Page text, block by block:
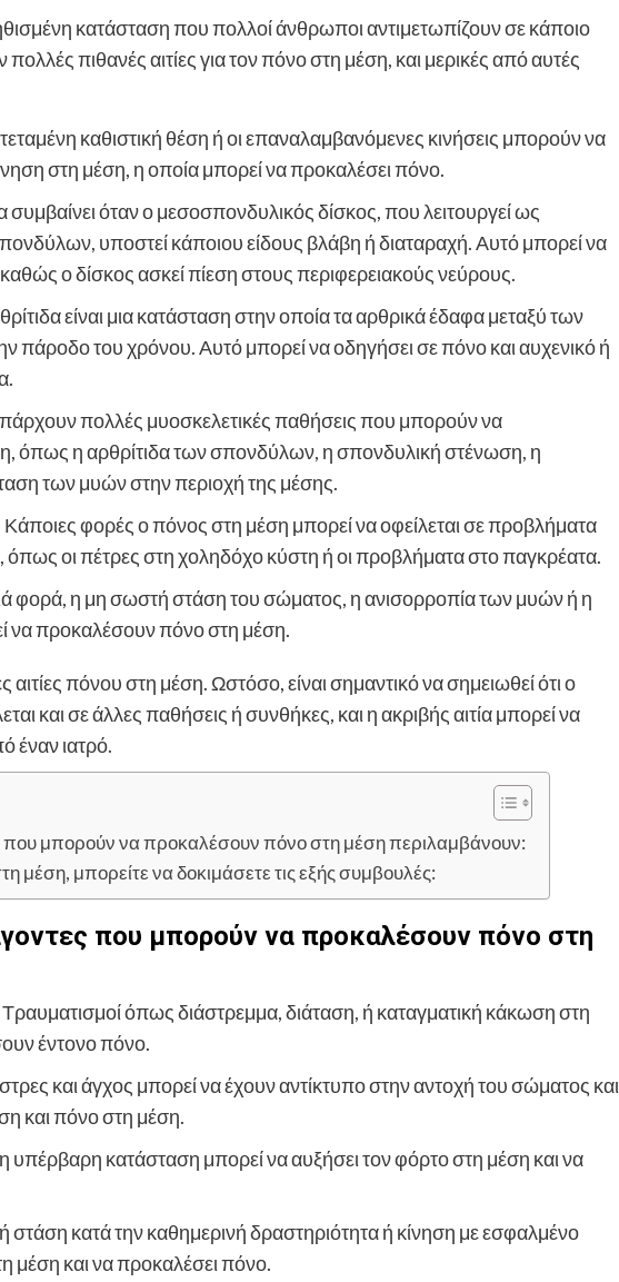
κατάσταση που πολλοί άνθρωποι αντιμετωπίζουν σε κάποιο
πιθανές αιτίες για τον πόνο στη μέση, και μερικές από αυτές
καθιστική θέση ή οι επαναλαμβανόμενες κινήσεις μπορούν να
στη μέση, η οποία μπορεί να προκαλέσει πόνο.
όταν ο μεσοσπονδυλικός δίσκος, που λειτουργεί ως
υποστεί κάποιου είδους βλάβη ή διαταραχή. Αυτό μπορεί να
ο δίσκος ασκεί πίεση στους περιφερειακούς νεύρους.
είναι μια κατάσταση στην οποία τα αρθρικά έδαφα μεταξύ των
πάροδο του χρόνου. Αυτό μπορεί να οδηγήσει σε πόνο και αυχενικό ή
πολλές μυοσκελετικές παθήσεις που μπορούν να
όπως η αρθρίτιδα των σπονδύλων, η σπονδυλική στένωση, η
των μυών στην περιοχή της μέσης.
φορές ο πόνος στη μέση μπορεί να οφείλεται σε προβλήματα
όπως οι πέτρες στη χοληδόχο κύστη ή οι προβλήματα στο παγκρέατα.
φορά, η μη σωστή στάση του σώματος, η ανισορροπία των μυών ή η
να προκαλέσουν πόνο στη μέση.
αιτίες πόνου στη μέση. Ωστόσο, είναι σημαντικό να σημειωθεί ότι ο
και σε άλλες παθήσεις ή συνθήκες, και η ακριβής αιτία μπορεί να
έναν ιατρό.
που μπορούν να προκαλέσουν πόνο στη μέση περιλαμβάνουν:
μέση, μπορείτε να δοκιμάσετε τις εξής συμβουλές:
που μπορούν να προκαλέσουν πόνο στη
όπως διάστρεμμα, διάταση, ή καταγματική κάκωση στη
έντονο πόνο.
και άγχος μπορεί να έχουν αντίκτυπο στην αντοχή του σώματος και
και πόνο στη μέση.
κατάσταση μπορεί να αυξήσει τον φόρτο στη μέση και να
στάση κατά την καθημερινή δραστηριότητα ή κίνηση με εσφαλμένο
μέση και να προκαλέσει πόνο.